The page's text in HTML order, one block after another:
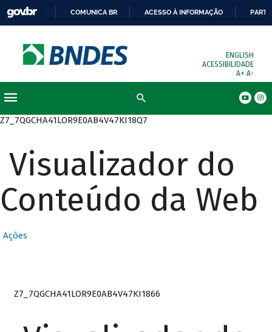
COMUNICA BR ACESSO À INFORMAÇÃO
ENGLISH
ACESSIBILIDADE
A+ A-
Z7_7QGCHA41LOR9E0AB4V47KI18Q7
Visualizador do
Conteúdo da Web
Ações
Z7_7QGCHA41LOR9E0AB4V47KI1866